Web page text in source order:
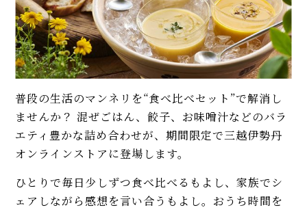
普段の生活のマンネリを“食べ比べセット”で解消し
ませんか？ 混ぜごはん、餃子、お味噌汁などのバラ
エティ豊かな詰め合わせが、期間限定で三越伊勢丹
オンラインストアに登場します。
ひとりで毎日少しずつ食べ比べるもよし、家族でシ
ェアしながら感想を言い合うもよし。おうち時間を